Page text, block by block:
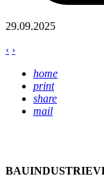
29.09.2025
‹ ›
home
print
share
mail